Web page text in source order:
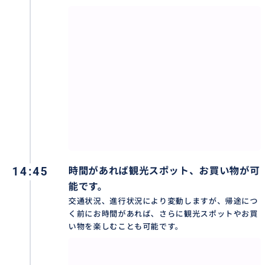
も多くあります。
快適なツアーを楽しむためにも当方専用チャータープ
ランが確実にお得で安心です！★
慣れない台北市内を効率的に、そしてチャーター車な
14:45
時間があれば観光スポット、お買い物が可
能です。
交通状況、進行状況により変動しますが、帰途につ
く前にお時間があれば、さらに観光スポットやお買
い物を楽しむことも可能です。